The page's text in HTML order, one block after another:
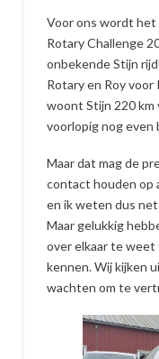
Voor ons wordt het
Rotary Challenge
onbekende Stijn
Rotary en Roy voor
woont Stijn 220
voorlopig nog even
Maar dat mag de
contact houden op
en ik weten dus net
Maar gelukkig
over elkaar te weet
kennen. Wij kijken
wachten om te